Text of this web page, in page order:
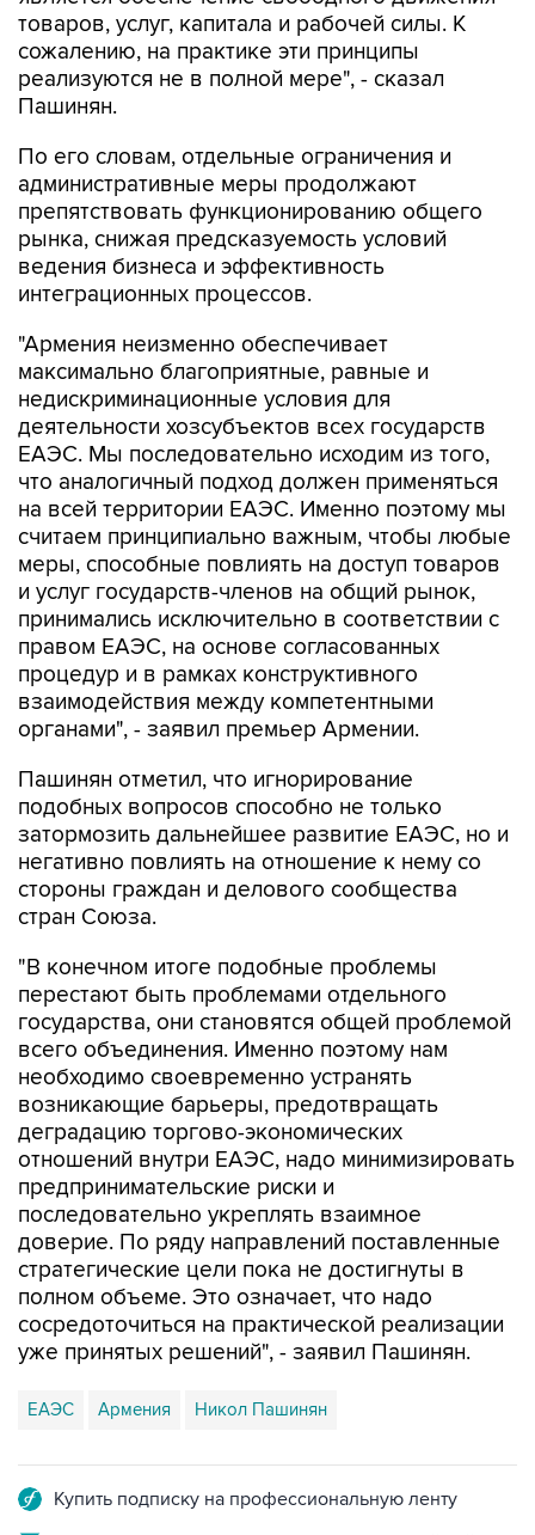
реализуются не в полной мере", - сказал
Пашинян.
По его словам, отдельные ограничения и
препятствовать функционированию общего
рынка, снижая предсказуемость условий
ведения бизнеса и эффективность
интеграционных процессов.
"Армения неизменно обеспечивает
недискриминационные условия для
деятельности хозсубъектов всех государств
ЕАЭС. Мы последовательно исходим из того,
что аналогичный подход должен применяться
на всей территории ЕАЭС. Именно поэтому мы
считаем принципиально важным, чтобы любые
меры, способные повлиять на доступ товаров
и услуг государств-членов на общий рынок,
принимались исключительно в соответствии с
правом ЕАЭС, на основе согласованных
процедур и в рамках конструктивного
взаимодействия между компетентными
органами", - заявил премьер Армении.
Пашинян отметил, что игнорирование
затормозить дальнейшее развитие ЕАЭС, но и
негативно повлиять на отношение к нему со
стороны граждан и делового сообщества
стран Союза.
"В конечном итоге подобные проблемы
государства, они становятся общей проблемой
всего объединения. Именно поэтому нам
необходимо своевременно устранять
возникающие барьеры, предотвращать
деградацию торгово-экономических
отношений внутри ЕАЭС, надо минимизировать
предпринимательские риски и
последовательно укреплять взаимное
доверие. По ряду направлений поставленные
стратегические цели пока не достигнуты в
полном объеме. Это означает, что надо
сосредоточиться на практической реализации
уже принятых решений", - заявил Пашинян.
ЕАЭС Армения Никол Пашинян
Подписаться на рассылку главных новостей сайта